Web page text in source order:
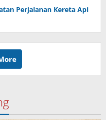
Perjalanan Kereta Api